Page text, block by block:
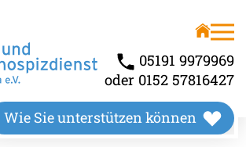
05191 9979969
oder 0152 57816427
Wie Sie unterstützen können
vor